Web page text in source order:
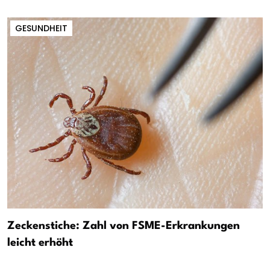
GESUNDHEIT
Zeckenstiche: Zahl von FSME-Erkrankungen
leicht erhöht